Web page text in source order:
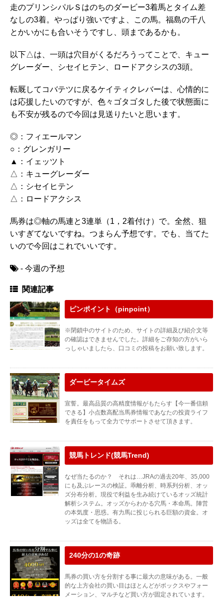
走のプリンシパルＳはのちのダービー3着馬とタイム差
なしの3着。やっぱり強いですよ、この馬。福島の千八
とかいかにも合いそうですし、頭まであるかも。
以下△は、一頭は穴目がくるだろうってことで、キュー
グレーダー、シセイヒテン、ロードアクシスの3頭。
転厩してコバテツに戻るケイティクレバーは、心情的に
は応援したいのですが、色々ゴタゴタした後で状態面に
も不安が残るので今回は見送りたいと思います。
◎：フィエールマン
○：グレンガリー
▲：イェッツト
△：キューグレーダー
△：シセイヒテン
△：ロードアクシス
馬券は◎軸の馬連と3連単（1，2着付け）で。全然、狙
いすぎてないですね。つまらん予想です。でも、当てた
いので今回はこれでいいです。
- 今週の予想
関連記事
ピンポイント（pinpoint）
※閉鎖中のサイトのため、サイトの詳細及び紹介文等
の確認はできませんでした。詳細をご存知の方がいら
っしゃいましたら、口コミの投稿をお願い致します。
ダービータイムズ
宣誓。最高品質の高精度情報がもたらす【今一番信頼
できる】小点数高配当馬券情報であなたの投資ライフ
を責任をもって全力でサポートさせて頂きます。
競馬トレンド(競馬Trend)
なぜ当たるのか？ それは…JRAの過去20年、35,000
にも及ぶレースの検証。乖離分析、時系列分析、オッ
ズ分布分析。現役で利益を生み続けているオッズ統計
解析システム。オッズからわかる穴馬・本命馬。陣営
の本気度・思惑。有力馬に投じられる巨額の資金。オ
ッズは全てを物語る。
240分の1の奇跡
馬券の買い方を分割する事に最大の意味がある。一般
的な上方会社の買い目はほとんどがボックスやフォー
メーション、マルチなど買い方が固定されています。